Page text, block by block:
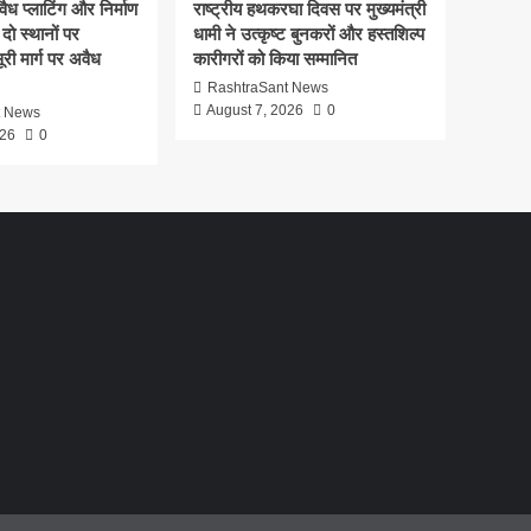
प्लाटिंग और निर्माण
स्थानों पर
मार्ग पर अवैध
News
0
राष्ट्रीय हथकरघा दिवस पर मुख्यमंत्री
धामी ने उत्कृष्ट बुनकरों और हस्तशिल्प
कारीगरों को किया सम्मानित
RashtraSant News
August 7, 2026
0